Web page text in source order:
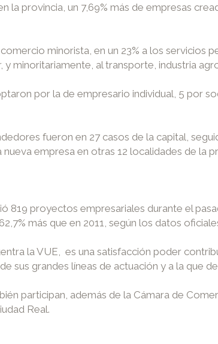
provincia, un 7,69% más de empresas
minorista, en un 23% a los servicios
minoritariamente, al transporte, industria
por la de empresario individual, 5 por
fueron en 27 casos de la capital,
empresa en otras 12 localidades de la
819 proyectos empresariales durante el
más que en 2011, según los datos
la VUE, es una satisfacción poder
sus grandes líneas de actuación y a la que
participan, además de la Cámara de
Real.